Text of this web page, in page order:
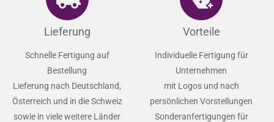
Lieferung
Schnelle Fertigung auf
Bestellung
Lieferung nach Deutschland,
Österreich und in die Schweiz
sowie in viele weitere Länder
Vorteile
Individuelle Fertigung für
Unternehmen
mit Logos und nach
persönlichen Vorstellungen
Sonderanfertigungen für